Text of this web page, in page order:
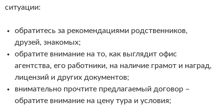
ситуации:
обратитесь за рекомендациями родственников,
друзей, знакомых;
обратите внимание на то, как выглядит офис
агентства, его работники, на наличие грамот и наград,
лицензий и других документов;
внимательно прочтите предлагаемый договор –
обратите внимание на цену тура и условия;